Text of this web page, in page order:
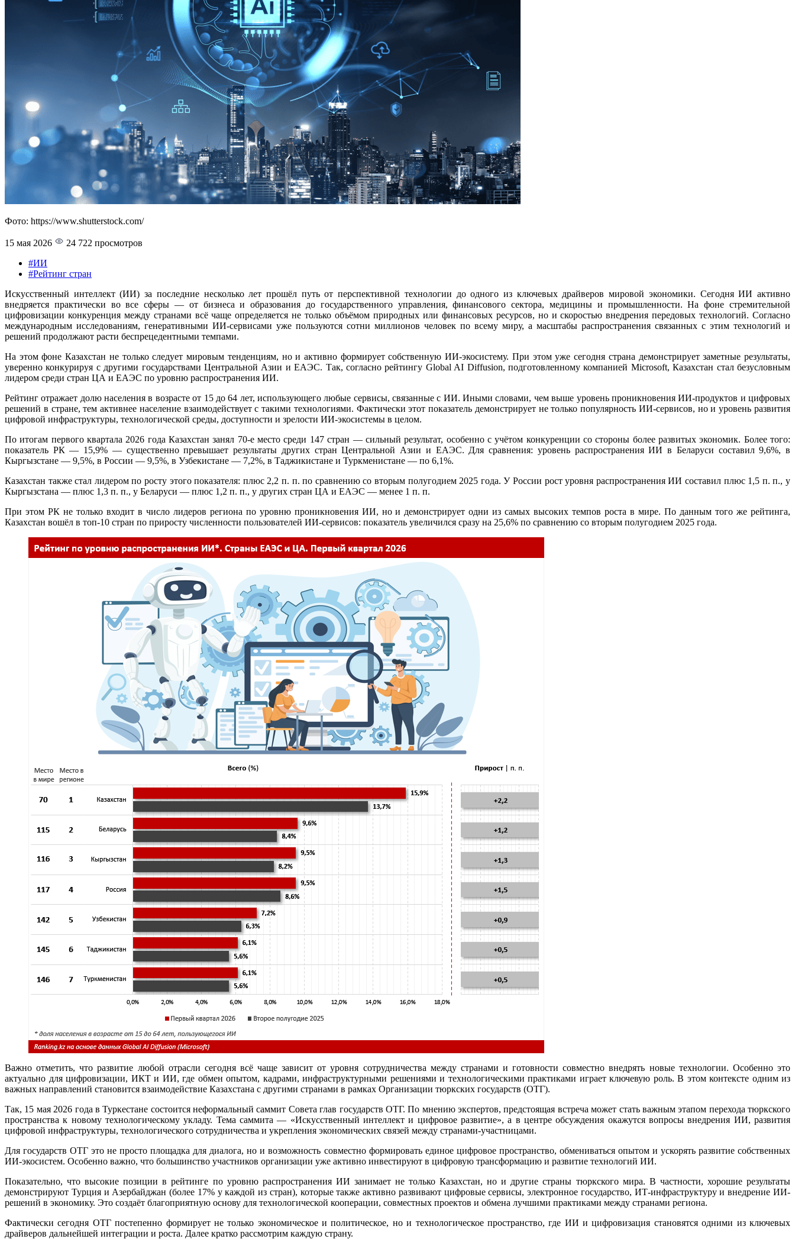
Фото: https://www.shutterstock.com/
15 мая 2026
24 722 просмотров
#ИИ
#Рейтинг стран
Искусственный интеллект (ИИ) за последние несколько лет прошёл путь от перспективной технологии до одного из ключевых драйверов мировой экономики. Сегодня ИИ активно
внедряется практически во все сферы — от бизнеса и образования до государственного управления, финансового сектора, медицины и промышленности. На фоне стремительной
цифровизации конкуренция между странами всё чаще определяется не только объёмом природных или финансовых ресурсов, но и скоростью внедрения передовых технологий. Согласно
международным исследованиям, генеративными ИИ-сервисами уже пользуются сотни миллионов человек по всему миру, а масштабы распространения связанных с этим технологий и
решений продолжают расти беспрецедентными темпами.
На этом фоне Казахстан не только следует мировым тенденциям, но и активно формирует собственную ИИ-экосистему. При этом уже сегодня страна демонстрирует заметные результаты,
уверенно конкурируя с другими государствами Центральной Азии и ЕАЭС. Так, согласно рейтингу Global AI Diffusion, подготовленному компанией Microsoft, Казахстан стал безусловным
лидером среди стран ЦА и ЕАЭС по уровню распространения ИИ.
Рейтинг отражает долю населения в возрасте от 15 до 64 лет, использующего любые сервисы, связанные с ИИ. Иными словами, чем выше уровень проникновения ИИ-продуктов и цифровых
решений в стране, тем активнее население взаимодействует с такими технологиями. Фактически этот показатель демонстрирует не только популярность ИИ-сервисов, но и уровень развития
цифровой инфраструктуры, технологической среды, доступности и зрелости ИИ-экосистемы в целом.
По итогам первого квартала 2026 года Казахстан занял 70-е место среди 147 стран — сильный результат, особенно с учётом конкуренции со стороны более развитых экономик. Более того:
показатель РК — 15,9% — существенно превышает результаты других стран Центральной Азии и ЕАЭС. Для сравнения: уровень распространения ИИ в Беларуси составил 9,6%, в
Кыргызстане — 9,5%, в России — 9,5%, в Узбекистане — 7,2%, в Таджикистане и Туркменистане — по 6,1%.
Казахстан также стал лидером по росту этого показателя: плюс 2,2 п. п. по сравнению со вторым полугодием 2025 года. У России рост уровня распространения ИИ составил плюс 1,5 п. п., у
Кыргызстана — плюс 1,3 п. п., у Беларуси — плюс 1,2 п. п., у других стран ЦА и ЕАЭС — менее 1 п. п.
При этом РК не только входит в число лидеров региона по уровню проникновения ИИ, но и демонстрирует одни из самых высоких темпов роста в мире. По данным того же рейтинга,
Казахстан вошёл в топ-10 стран по приросту численности пользователей ИИ-сервисов: показатель увеличился сразу на 25,6% по сравнению со вторым полугодием 2025 года.
Важно отметить, что развитие любой отрасли сегодня всё чаще зависит от уровня сотрудничества между странами и готовности совместно внедрять новые технологии. Особенно это
актуально для цифровизации, ИКТ и ИИ, где обмен опытом, кадрами, инфраструктурными решениями и технологическими практиками играет ключевую роль. В этом контексте одним из
важных направлений становится взаимодействие Казахстана с другими странами в рамках Организации тюркских государств (ОТГ).
Так, 15 мая 2026 года в Туркестане состоится неформальный саммит Совета глав государств ОТГ. По мнению экспертов, предстоящая встреча может стать важным этапом перехода тюркского
пространства к новому технологическому укладу. Тема саммита — «Искусственный интеллект и цифровое развитие», а в центре обсуждения окажутся вопросы внедрения ИИ, развития
цифровой инфраструктуры, технологического сотрудничества и укрепления экономических связей между странами-участницами.
Для государств ОТГ это не просто площадка для диалога, но и возможность совместно формировать единое цифровое пространство, обмениваться опытом и ускорять развитие собственных
ИИ-экосистем. Особенно важно, что большинство участников организации уже активно инвестируют в цифровую трансформацию и развитие технологий ИИ.
Показательно, что высокие позиции в рейтинге по уровню распространения ИИ занимает не только Казахстан, но и другие страны тюркского мира. В частности, хорошие результаты
демонстрируют Турция и Азербайджан (более 17% у каждой из стран), которые также активно развивают цифровые сервисы, электронное государство, ИТ-инфраструктуру и внедрение ИИ-
решений в экономику. Это создаёт благоприятную основу для технологической кооперации, совместных проектов и обмена лучшими практиками между странами региона.
Фактически сегодня ОТГ постепенно формирует не только экономическое и политическое, но и технологическое пространство, где ИИ и цифровизация становятся одними из ключевых
драйверов дальнейшей интеграции и роста. Далее кратко рассмотрим каждую страну.